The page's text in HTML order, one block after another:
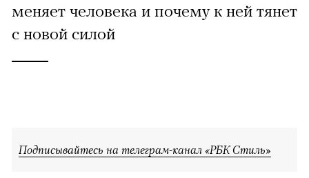
меняет человека и почему к ней тянет
с новой силой
Подписывайтесь на телеграм-канал «РБК Стиль»